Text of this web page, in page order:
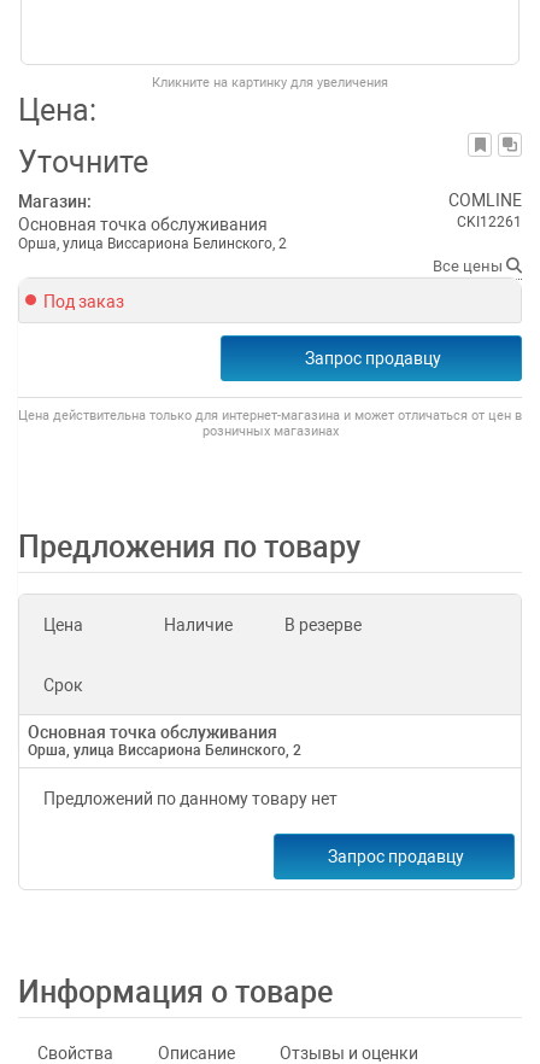
Кликните на картинку для увеличения
Цена:
Уточните
Магазин:
Основная точка обслуживания
Орша, улица Виссариона Белинского, 2
COMLINE
CKI12261
Все цены
Под заказ
Запрос продавцу
Цена действительна только для интернет-магазина и может отличаться от цен в
розничных магазинах
Предложения по товару
Цена Наличие В резерве
Срок
Основная точка обслуживания
Орша, улица Виссариона Белинского, 2
Предложений по данному товару нет
Запрос продавцу
Информация о товаре
Свойства Описание Отзывы и оценки